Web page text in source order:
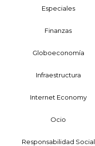
Especiales
Finanzas
Globoeconomía
Infraestructura
Internet Economy
Ocio
Responsabilidad Social